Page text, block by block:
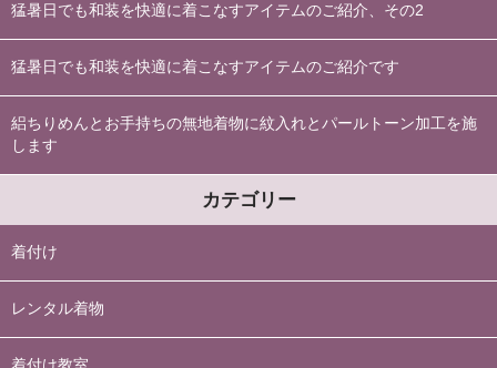
猛暑日でも和装を快適に着こなすアイテムのご紹介、その2
猛暑日でも和装を快適に着こなすアイテムのご紹介です
絽ちりめんとお手持ちの無地着物に紋入れとパールトーン加工を施
します
カテゴリー
着付け
レンタル着物